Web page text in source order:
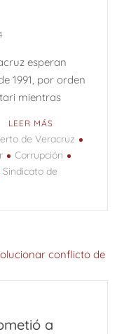
esperan
1991, por orden
mientras
LEER MÁS
de Veracruz
Corrupción
Sindicato de
a